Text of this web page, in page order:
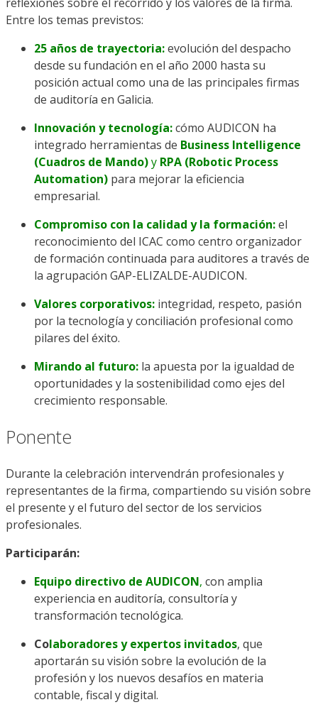
Entre los temas previstos:
25 años de trayectoria:evolución del despacho
desde su fundación en el año 2000 hasta su
posición actual como una de las principales firmas
de auditoría en Galicia.
Innovación y tecnología:cómo AUDICON ha
integrado herramientas de Business Intelligence
(Cuadros de Mando)y RPA (Robotic Process
Automation) para mejorar la eficiencia
empresarial.
Compromiso con la calidad y la formación:el
reconocimiento del ICAC como centro organizador
de formación continuada para auditores a través de
la agrupación GAP-ELIZALDE-AUDICON.
Valores corporativos: integridad, respeto, pasión
por la tecnología y conciliación profesional como
pilares del éxito.
Mirando al futuro: la apuesta por la igualdad de
oportunidades y la sostenibilidad como ejes del
crecimiento responsable.
Ponente
Durante la celebración intervendrán profesionales y
representantes de la firma, compartiendo su visión sobre
el presente y el futuro del sector de los servicios
profesionales.
Participarán:
Equipo directivo de AUDICON, con amplia
experiencia en auditoría, consultoría y
transformación tecnológica.
Colaboradores y expertos invitados, que
aportarán su visión sobre la evolución de la
profesión y los nuevos desafíos en materia
contable, fiscal y digital.